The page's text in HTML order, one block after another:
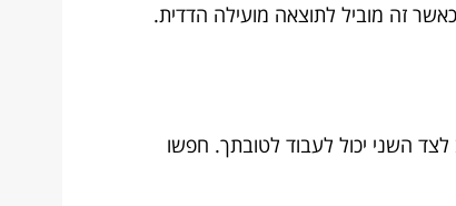
זה מוביל לתוצאה מועילה הדדית.
השני יכול לעבוד לטובתך. חפשו